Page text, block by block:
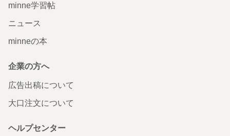
minne学習帖
ニュース
minneの本
企業の方へ
広告出稿について
大口注文について
ヘルプセンター